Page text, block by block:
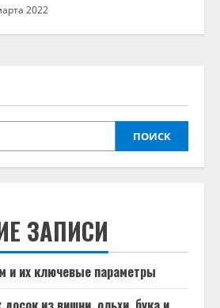
2022
ПОИСК
ЗАПИСИ
и их ключевые параметры